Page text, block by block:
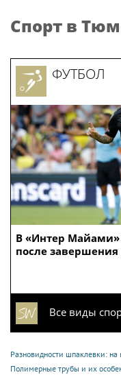
Спорт в
В «Интер Майами»
после
ФУТБОЛ
Все виды
Разновидности шпаклевки: на
Полимерные трубы и их